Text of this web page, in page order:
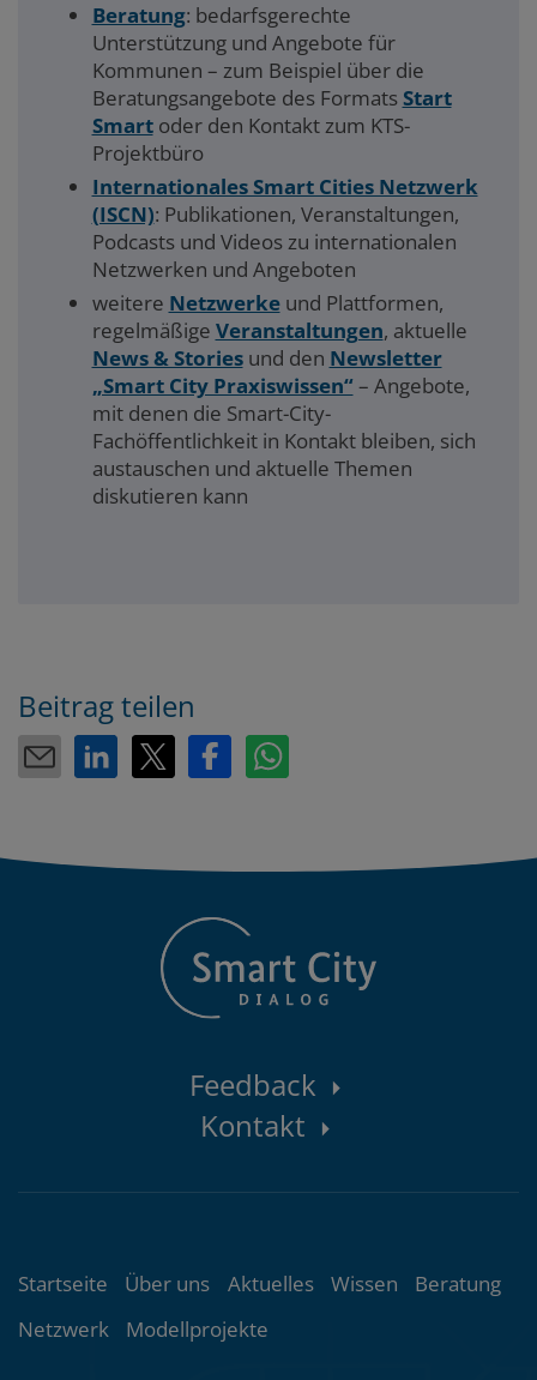
Beratung: bedarfsgerechte
Unterstützung und Angebote für
Kommunen – zum Beispiel über die
Beratungsangebote des FormatsStart
Smartoder den Kontakt zum KTS-
Projektbüro
Internationales Smart Cities Netzwerk
(ISCN): Publikationen, Veranstaltungen,
Podcasts und Videos zu internationalen
Netzwerken und Angeboten
weitere Netzwerkeund Plattformen,
regelmäßige Veranstaltungen, aktuelle
News & Storiesund den Newsletter
„Smart City Praxiswissen“– Angebote,
mit denen die Smart-City-
Fachöffentlichkeit in Kontakt bleiben, sich
austauschen und aktuelle Themen
diskutieren kann
Beitrag teilen
Kontaktbereich
Feedback
Kontakt
Themenübersicht
Startseite Über uns Aktuelles Wissen
Beratung
Netzwerk
Modellprojekte